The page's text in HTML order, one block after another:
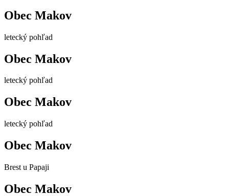
Obec Makov
letecký pohľad
Obec Makov
letecký pohľad
Obec Makov
letecký pohľad
Obec Makov
Brest u Papaji
Obec Makov